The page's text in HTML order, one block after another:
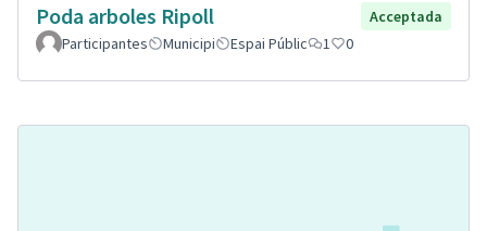
Poda arboles Ripoll
Acceptada
Participantes
Municipi Espai Públic 1 0